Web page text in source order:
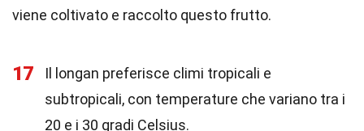
viene coltivato e raccolto questo frutto.
17
Il longan preferisce climi tropicali e
subtropicali, con temperature che variano tra i
20 e i 30 gradi Celsius.